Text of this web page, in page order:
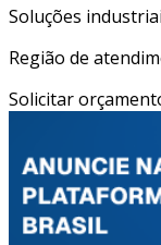
Soluções
Região de
Solicitar